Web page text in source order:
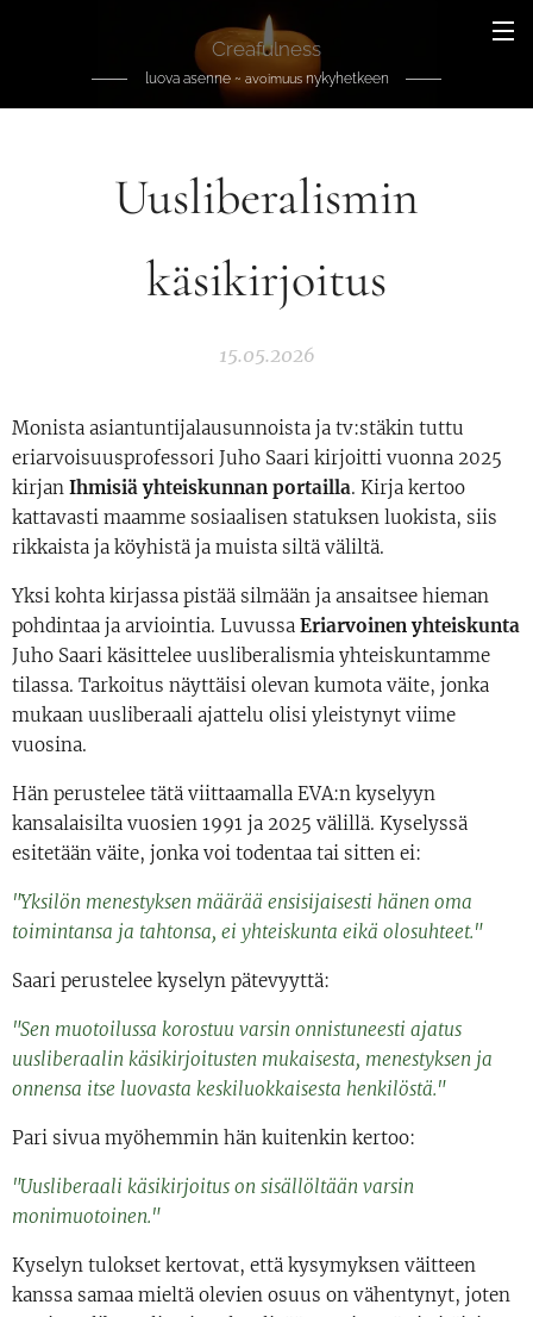
Creafulness
luova asenne ~ avoimuusnykyhetkeen
Uusliberalismin
käsikirjoitus
15.05.2026
Monista asiantuntijalausunnoista ja tv:stäkin tuttu
eriarvoisuusprofessori Juho Saari kirjoitti vuonna 2025
kirjan Ihmisiä yhteiskunnan portailla. Kirja kertoo
kattavasti maamme sosiaalisen statuksen luokista, siis
rikkaista ja köyhistä ja muista siltä väliltä.
Yksi kohta kirjassa pistää silmään ja ansaitsee hieman
pohdintaa ja arviointia. Luvussa Eriarvoinen yhteiskunta
Juho Saari käsittelee uusliberalismia yhteiskuntamme
tilassa. Tarkoitus näyttäisi olevan kumota väite, jonka
mukaan uusliberaali ajattelu olisi yleistynyt viime
vuosina.
Hän perustelee tätä viittaamalla EVA:n kyselyyn
kansalaisilta vuosien 1991 ja 2025 välillä. Kyselyssä
esitetään väite, jonka voi todentaa tai sitten ei:
"Yksilön menestyksen määrää ensisijaisesti hänen oma
toimintansa ja tahtonsa, ei yhteiskunta eikä olosuhteet."
Saari perustelee kyselyn pätevyyttä:
"Sen muotoilussa korostuu varsin onnistuneesti ajatus
uusliberaalin käsikirjoitusten mukaisesta, menestyksen ja
onnensa itse luovasta keskiluokkaisesta henkilöstä."
Pari sivua myöhemmin hän kuitenkin kertoo:
"Uusliberaali käsikirjoitus on sisällöltään varsin
monimuotoinen."
Kyselyn tulokset kertovat, että kysymyksen väitteen
kanssa samaa mieltä olevien osuus on vähentynyt, joten